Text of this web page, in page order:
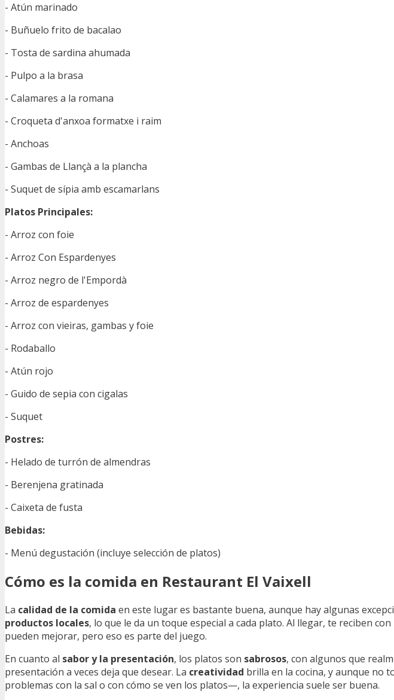
- Atún marinado
- Buñuelo frito de bacalao
- Tosta de sardina ahumada
- Pulpo a la brasa
- Calamares a la romana
- Croqueta d'anxoa formatxe i raim
- Anchoas
- Gambas de Llançà a la plancha
- Suquet de sípia amb escamarlans
Platos Principales:
- Arroz con foie
- Arroz Con Espardenyes
- Arroz negro de l'Empordà
- Arroz de espardenyes
- Arroz con vieiras, gambas y foie
- Rodaballo
- Atún rojo
- Guido de sepia con cigalas
- Suquet
Postres:
- Helado de turrón de almendras
- Berenjena gratinada
- Caixeta de fusta
Bebidas:
- Menú degustación (incluye selección de platos)
Cómo es la comida en Restaurant El Vaixell
La calidad de la comida en este lugar es bastante buena, aunque hay algunas
productos locales, lo que le da un toque especial a cada plato. Al llegar, te reciben con
pueden mejorar, pero eso es parte del juego.
En cuanto al sabor y la presentación, los platos son sabrosos, con algunos que
presentación a veces deja que desear. La creatividad brilla en la cocina, y aunque no
problemas con la sal o con cómo se ven los platos—, la experiencia suele ser buena.